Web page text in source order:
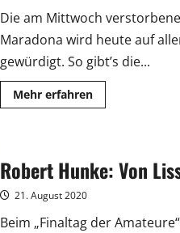
Die am Mittwoch
Maradona wird heute auf
gewürdigt. So gibt’s die...
Mehr erfahrenMehr
Informationen
Matze:
Erinnerungen
an
Robert Hunke: Von
21. August 2020
Beim „Finaltag der